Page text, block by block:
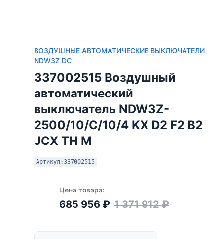
ВОЗДУШНЫЕ АВТОМАТИЧЕСКИЕ ВЫКЛЮЧАТЕЛИ
NDW3Z DC
337002515 Воздушный
автоматический
выключатель NDW3Z-
2500/10/C/10/4 KX D2 F2 B2
JCX TH M
Артикул:337002515
Цена товара:
685 956 ₽ 1 371 912₽